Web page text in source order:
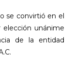
se convirtió en el
unánime
de la entidad